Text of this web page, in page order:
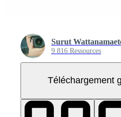
Surut
9 816 Ressources
Téléchargement